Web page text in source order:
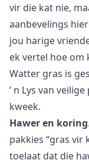
vir die kat nie,
aanbevelings
jou harige
ek vertel hoe om
Watter gras is
’ n Lys van
kweek.
Hawer en koring
pakkies “gras vir
toelaat dat die